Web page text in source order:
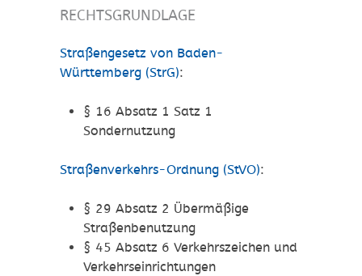
RECHTSGRUNDLAGE
Straßengesetz von Baden-
Württemberg (StrG):
§ 16 Absatz 1 Satz 1
Sondernutzung
Straßenverkehrs-Ordnung (StVO):
§ 29 Absatz 2 Übermäßige
Straßenbenutzung
§ 45 Absatz 6 Verkehrszeichen und
Verkehrseinrichtungen